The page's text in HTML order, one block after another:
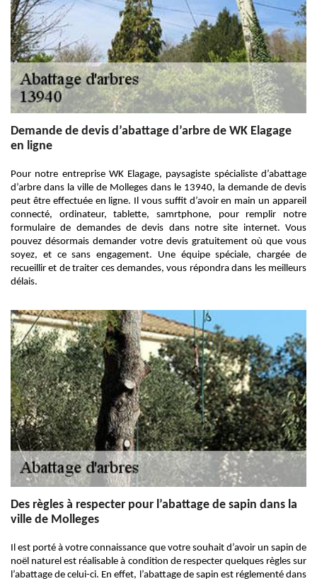
Demande de devis d’abattage d’arbre de WK Elagage
en ligne
Pour notre entreprise WK Elagage, paysagiste spécialiste d’abattage
d’arbre dans la ville de Molleges dans le 13940, la demande de devis
peut être effectuée en ligne. Il vous suffit d’avoir en main un appareil
connecté, ordinateur, tablette, samrtphone, pour remplir notre
formulaire de demandes de devis dans notre site internet. Vous
pouvez désormais demander votre devis gratuitement où que vous
soyez, et ce sans engagement. Une équipe spéciale, chargée de
recueillir et de traiter ces demandes, vous répondra dans les meilleurs
délais.
Des règles à respecter pour l’abattage de sapin dans la
ville de Molleges
Il est porté à votre connaissance que votre souhait d’avoir un sapin de
noël naturel est réalisable à condition de respecter quelques règles sur
l’abattage de celui-ci. En effet, l’abattage de sapin est réglementé dans